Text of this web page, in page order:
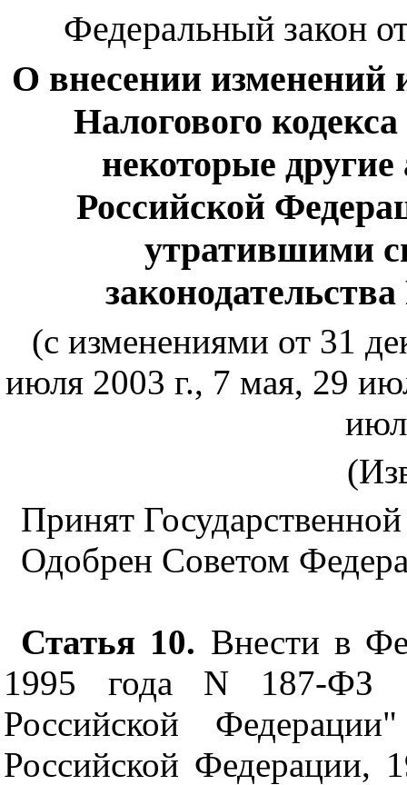
Федеральный закон
О внесении изменений
Налогового
некоторые
Российской
утратившими
(с изменениями от 31
июля 2003 г., 7 мая, 29
Принят
Одобрен Советом
Статья 10. Внести в
1995 года N 187-ФЗ
Российской
Российской Федерации,